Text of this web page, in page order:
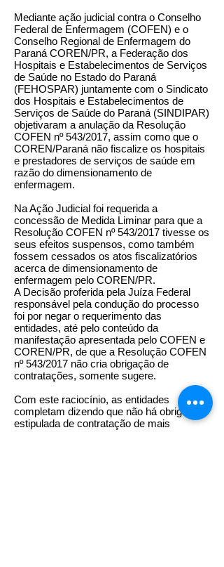
Mediante ação judicial contra o Conselho
Federal de Enfermagem (COFEN) e o
Conselho Regional de Enfermagem do
Paraná COREN/PR, a Federação dos
Hospitais e Estabelecimentos de Serviços
de Saúde no Estado do Paraná
(FEHOSPAR) juntamente com o Sindicato
dos Hospitais e Estabelecimentos de
Serviços de Saúde do Paraná (SINDIPAR)
objetivaram a anulação da Resolução
COFEN nº 543/2017, assim como que o
COREN/Paraná não fiscalize os hospitais
e prestadores de serviços de saúde em
razão do dimensionamento de
enfermagem.
Na Ação Judicial foi requerida a
concessão de Medida Liminar para que a
Resolução COFEN nº 543/2017 tivesse os
seus efeitos suspensos, como também
fossem cessados os atos fiscalizatórios
acerca de dimensionamento de
enfermagem pelo COREN/PR.
A Decisão proferida pela Juíza Federal
responsável pela condução do processo
foi por negar o requerimento das
entidades, até pelo conteúdo da
manifestação apresentada pelo COFEN e
COREN/PR, de que a Resolução COFEN
nº 543/2017 não cria obrigação de
contratações, somente sugere.
Com este raciocínio, as entidades
completam dizendo que não há obrigação
estipulada de contratação de mais